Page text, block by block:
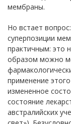
мембраны.
Но встает
суперпозиции
практичным: это
образом можно
применение
измененное
состояние
австралийских